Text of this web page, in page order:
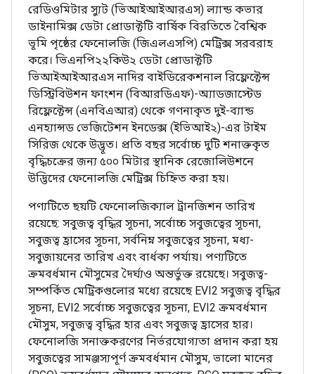
রেডিওমিটার স্যুট (ভিআইআইআরএস) ল্যান্ড কভার
ডাইনামিক্স ডেটা প্রোডাক্টটি বার্ষিক বিরতিতে বৈশ্বিক
ভূমি পৃষ্ঠের ফেনোলজি (জিএলএসপি) মেট্রিক্স সরবরাহ
করে। ভিএনপি২২কিউ২ ডেটা প্রোডাক্টটি
ভিআইআইআরএস নাদির বাইডিরেকশনাল রিফ্লেক্টেন্স
ডিস্ট্রিবিউশন ফাংশন (বিআরডিএফ)-অ্যাডজাস্টেড
রিফ্লেক্টেন্স (এনবিএআর) থেকে গণনাকৃত দুই-ব্যান্ড
এনহ্যান্সড ভেজিটেশন ইনডেক্স (ইভিআই২)-এর টাইম
সিরিজ থেকে উদ্ভূত। প্রতি বছর সর্বোচ্চ দুটি শনাক্তকৃত
বৃদ্ধিচক্রের জন্য ৫০০ মিটার স্থানিক রেজোলিউশনে
উদ্ভিদের ফেনোলজি মেট্রিক্স চিহ্নিত করা হয়।
পণ্যটিতে ছয়টি ফেনোলজিক্যাল ট্রানজিশন তারিখ
রয়েছে: সবুজত্ব বৃদ্ধির সূচনা, সর্বোচ্চ সবুজত্বের সূচনা,
সবুজত্ব হ্রাসের সূচনা, সর্বনিম্ন সবুজত্বের সূচনা, মধ্য-
সবুজায়নের তারিখ এবং বার্ধক্য পর্যায়। পণ্যটিতে
ক্রমবর্ধমান মৌসুমের দৈর্ঘ্যও অন্তর্ভুক্ত রয়েছে। সবুজত্ব-
সম্পর্কিত মেট্রিকগুলোর মধ্যে রয়েছে EVI2 সবুজত্ব বৃদ্ধির
সূচনা, EVI2 সর্বোচ্চ সবুজত্বের সূচনা, EVI2 ক্রমবর্ধমান
মৌসুম, সবুজত্ব বৃদ্ধির হার এবং সবুজত্ব হ্রাসের হার।
ফেনোলজি সনাক্তকরণের নির্ভরযোগ্যতা প্রদান করা হয়
সবুজত্বের সামঞ্জস্যপূর্ণ ক্রমবর্ধমান মৌসুম, ভালো মানের